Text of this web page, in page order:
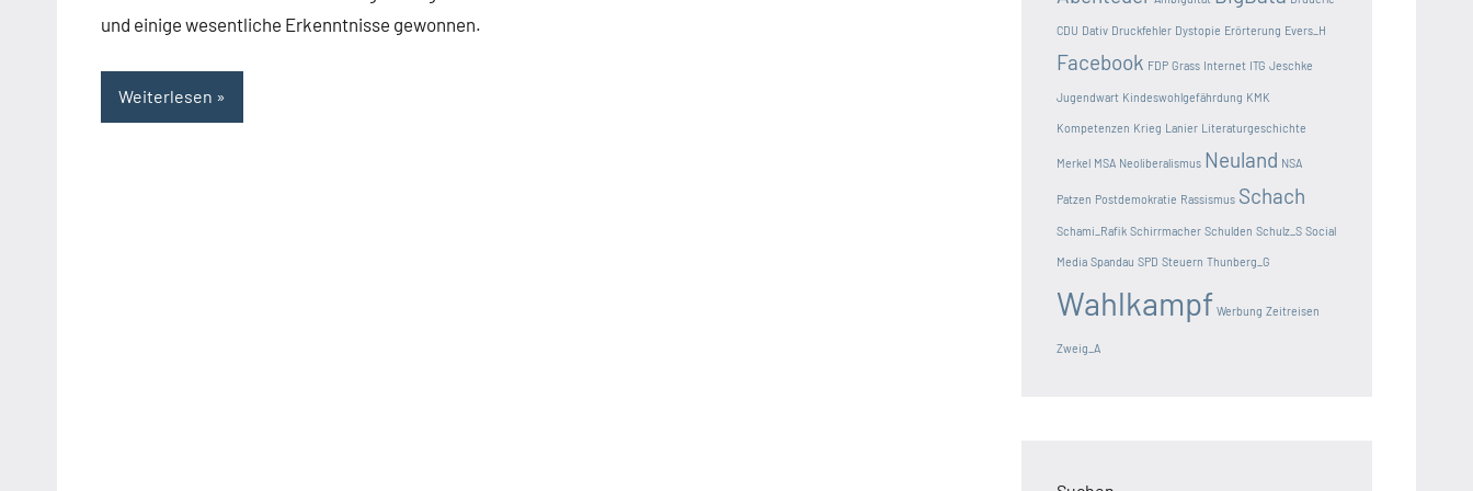
und einige wesentliche Erkenntnisse gewonnen.
Weiterlesen
CDU Dativ Druckfehler Dystopie Erörterung Evers_H
Facebook FDP Grass Internet ITG Jeschke
Jugendwart Kindeswohlgefährdung KMK
Kompetenzen Krieg Lanier Literaturgeschichte
Merkel MSA Neoliberalismus Neuland NSA
Patzen Postdemokratie Rassismus Schach
Schami_Rafik Schirrmacher Schulden Schulz_S Social
Media Spandau SPD Steuern Thunberg_G
Wahlkampf Werbung Zeitreisen
Zweig_A